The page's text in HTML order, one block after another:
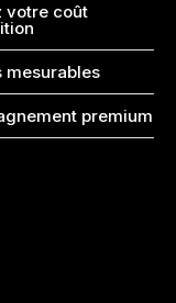
votre coût
mesurables
premium